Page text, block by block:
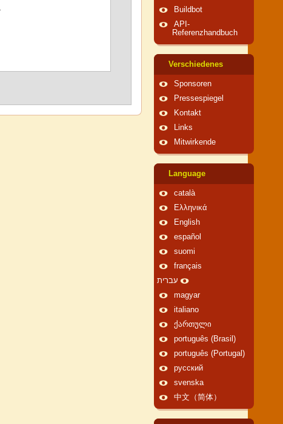
Buildbot
API-
Referenzhandbuch
Verschiedenes
Sponsoren
Pressespiegel
Kontakt
Links
Mitwirkende
Language
català
Ελληνικά
English
español
suomi
français
עברית
magyar
italiano
ქართული
português (Brasil)
português (Portugal)
русский
svenska
中文（简体）